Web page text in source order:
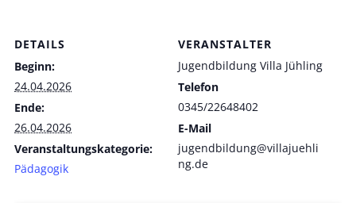
DETAILS
Beginn:
24.04.2026
Ende:
26.04.2026
Veranstaltungskategorie:
Pädagogik
VERANSTALTER
Jugendbildung Villa Jühling
Telefon
0345/22648402
E-Mail
jugendbildung@villajuehli
ng.de